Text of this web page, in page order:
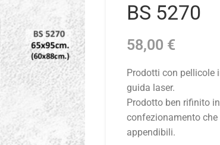
BS 5270
58,00 €
Prodotti con pellicole
guida laser.
Prodotto ben rifinito
confezionamento
appendibili.